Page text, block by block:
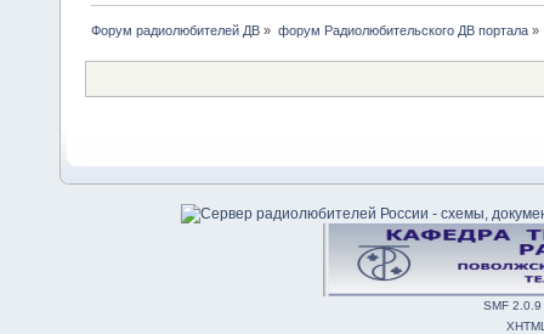
Форум радиолюбителей ДВ » форум Радиолюбительского ДВ портала»
SMF 2.0.9